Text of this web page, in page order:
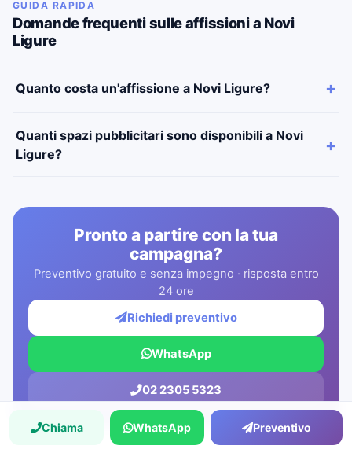
GUIDA RAPIDA
Domande frequenti sulle affissioni a Novi
Ligure
Quanto costa un'affissione a Novi Ligure?
Quanti spazi pubblicitari sono disponibili a Novi
Ligure?
Pronto a partire con la tua
campagna?
Preventivo gratuito e senza impegno · risposta entro
24 ore
Richiedi preventivo
WhatsApp
02 2305 5323
Chiama WhatsApp Preventivo